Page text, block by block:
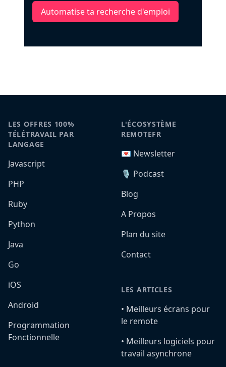
Automatise ta recherche d'emploi
LES OFFRES 100%
TÉLÉTRAVAIL PAR
LANGAGE
Javascript
PHP
Ruby
Python
Java
Go
iOS
Android
Programmation
Fonctionnelle
L'ÉCOSYSTÈME
REMOTEFR
💌 Newsletter
🎙️ Podcast
Blog
A Propos
Plan du site
Contact
LES ARTICLES
•️ Meilleurs écrans pour
le remote
•️ Meilleurs logiciels pour
travail asynchrone